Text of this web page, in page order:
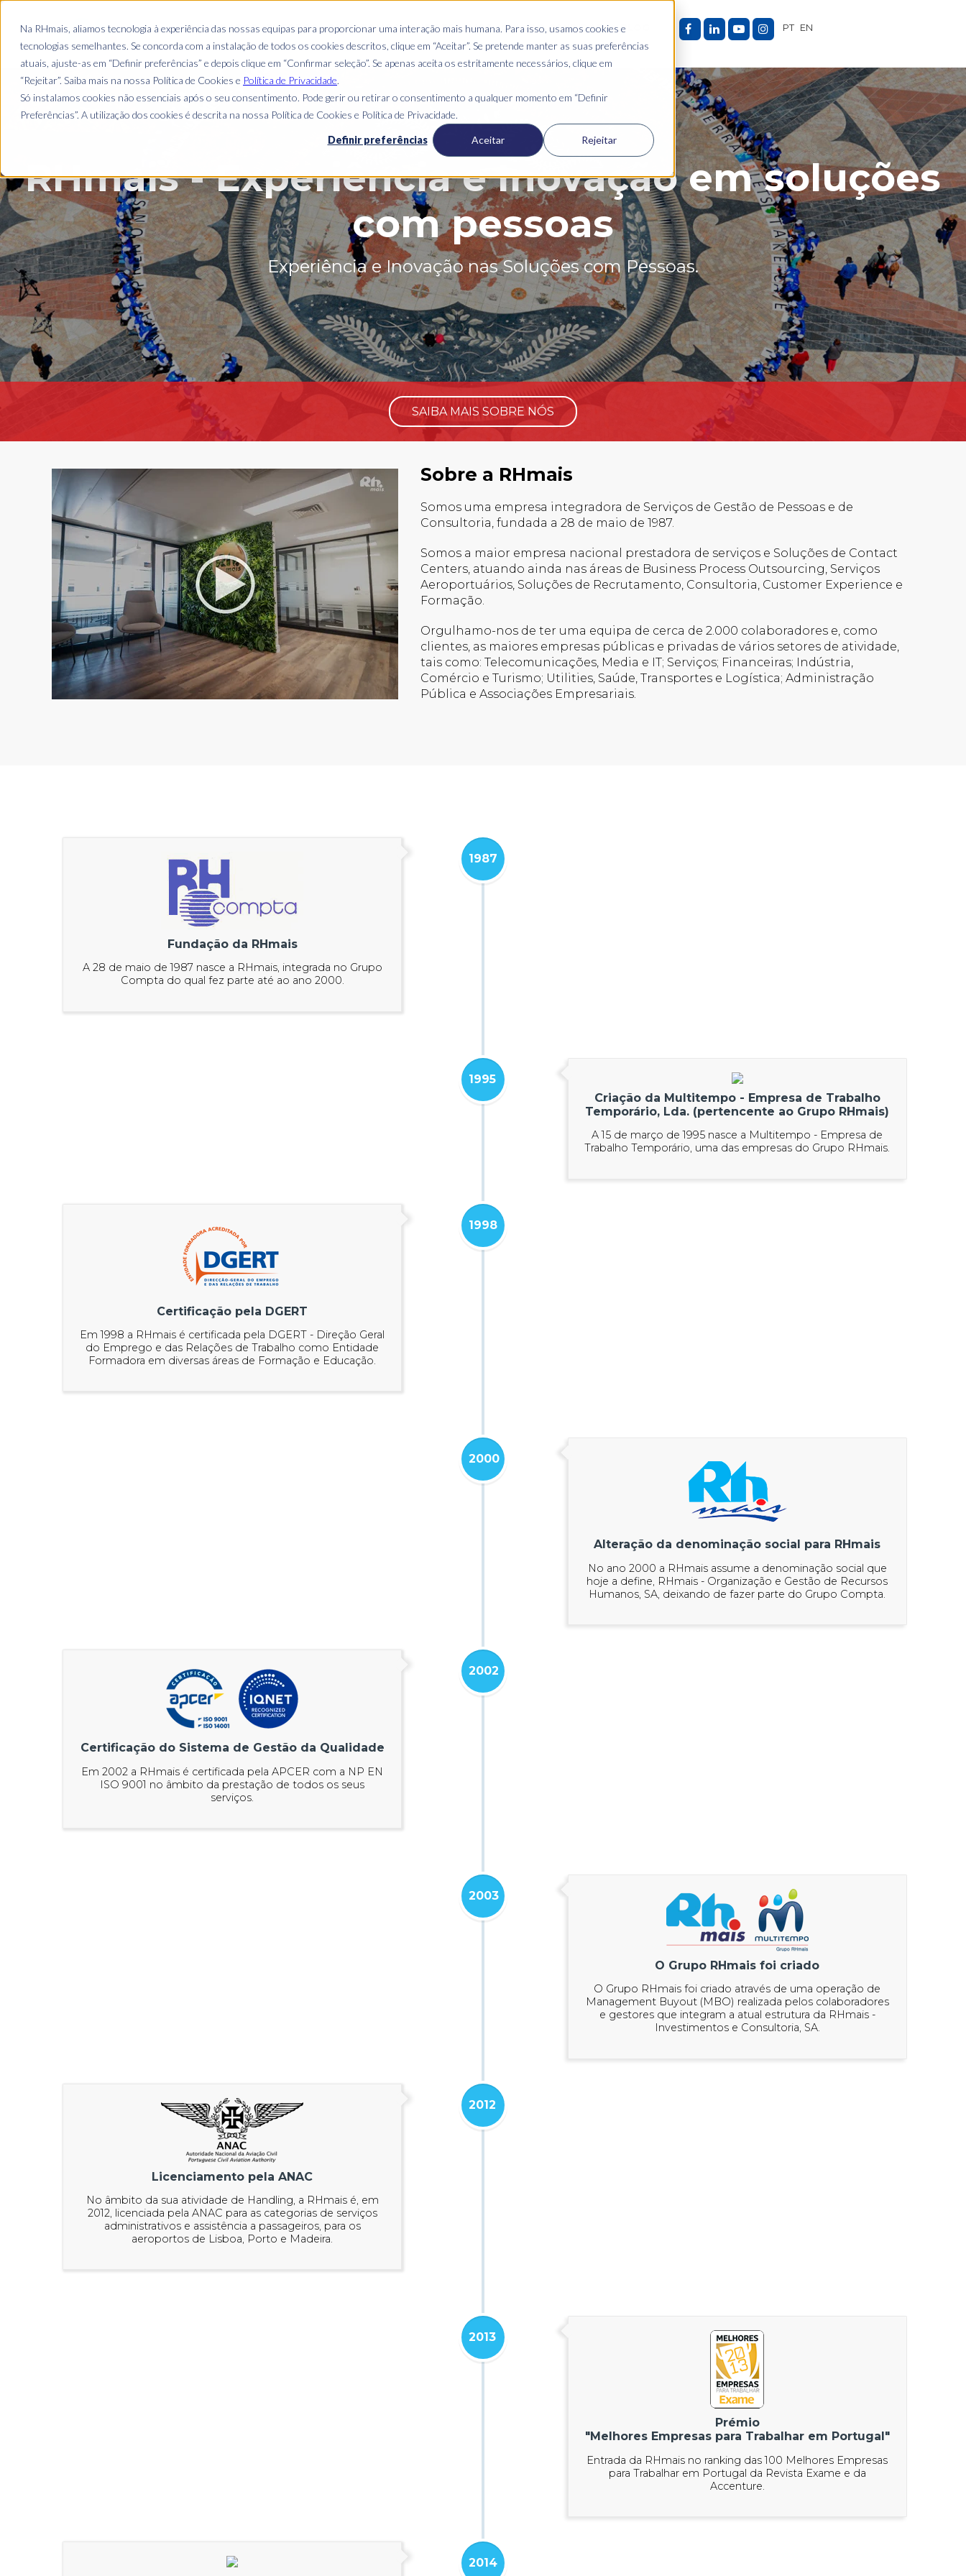
Na RHmais, aliamos tecnologia à experiência das nossas equipas para proporcionar uma interação mais humana. Para isso, usamos cookies e
tecnologias semelhantes. Se concorda com a instalação de todos os cookies descritos, clique em “Aceitar”. Se pretende manter as suas preferências
atuais, ajuste-as em “Definir preferências” e depois clique em “Confirmar seleção”. Se apenas aceita os estritamente necessários, clique em
“Rejeitar”. Saiba mais na nossa Política de Cookies e Política de Privacidade.
Só instalamos cookies não essenciais após o seu consentimento. Pode gerir ou retirar o consentimento a qualquer momento em “Definir
Preferências”. A utilização dos cookies é descrita na nossa Política de Cookies e Política de Privacidade.
Definir preferências Aceitar Rejeitar
CANDIDATOS EMPREGO QUEM SOMOS ONDE ESTAMOS GUIA DO CANDIDATO BLOG PT EN
RHmais - Experiência e Inovação em soluções
com pessoas
Experiência e Inovação nas Soluções com Pessoas.
SAIBA MAIS SOBRE NÓS
Sobre a RHmais
Somos uma empresa integradora de Serviços de Gestão de Pessoas e de
Consultoria, fundada a 28 de maio de 1987.
Somos a maior empresa nacional prestadora de serviços e Soluções de Contact
Centers, atuando ainda nas áreas de Business Process Outsourcing, Serviços
Aeroportuários, Soluções de Recrutamento, Consultoria, Customer Experience e
Formação.
Orgulhamo-nos de ter uma equipa de cerca de 2.000 colaboradores e, como
clientes, as maiores empresas públicas e privadas de vários setores de atividade,
tais como: Telecomunicações, Media e IT; Serviços; Financeiras; Indústria,
Comércio e Turismo; Utilities, Saúde, Transportes e Logística; Administração
Pública e Associações Empresariais.
1987
Fundação da RHmais
A 28 de maio de 1987 nasce a RHmais, integrada no Grupo
Compta do qual fez parte até ao ano 2000.
1995
Criação da Multitempo - Empresa de Trabalho
Temporário, Lda. (pertencente ao Grupo RHmais)
A 15 de março de 1995 nasce a Multitempo - Empresa de
Trabalho Temporário, uma das empresas do Grupo RHmais.
1998
Certificação pela DGERT
Em 1998 a RHmais é certificada pela DGERT - Direção Geral
do Emprego e das Relações de Trabalho como Entidade
Formadora em diversas áreas de Formação e Educação.
2000
Alteração da denominação social para RHmais
No ano 2000 a RHmais assume a denominação social que
hoje a define, RHmais - Organização e Gestão de Recursos
Humanos, SA, deixando de fazer parte do Grupo Compta.
2002
Certificação do Sistema de Gestão da Qualidade
Em 2002 a RHmais é certificada pela APCER com a NP EN
ISO 9001 no âmbito da prestação de todos os seus
serviços.
2003
O Grupo RHmais foi criado
O Grupo RHmais foi criado através de uma operação de
Management Buyout (MBO) realizada pelos colaboradores
e gestores que integram a atual estrutura da RHmais -
Investimentos e Consultoria, SA.
2012
Licenciamento pela ANAC
No âmbito da sua atividade de Handling, a RHmais é, em
2012, licenciada pela ANAC para as categorias de serviços
administrativos e assistência a passageiros, para os
aeroportos de Lisboa, Porto e Madeira.
2013
Prémio
"Melhores Empresas para Trabalhar em Portugal"
Entrada da RHmais no ranking das 100 Melhores Empresas
para Trabalhar em Portugal da Revista Exame e da
Accenture.
2014